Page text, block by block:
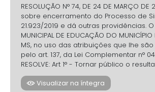
RESOLUÇÃO N° 74, DE 24 DE MARÇO
sobre encerramento do Processo de
21.923/2019 e dá outras providências. O
MUNICIPAL DE EDUCAÇÃO DO
MS, no uso das atribuições que lhe
pelo art. 137, da Lei Complementar n°
RESOLVE: Art 1° - Tornar público o
Visualizar na íntegra